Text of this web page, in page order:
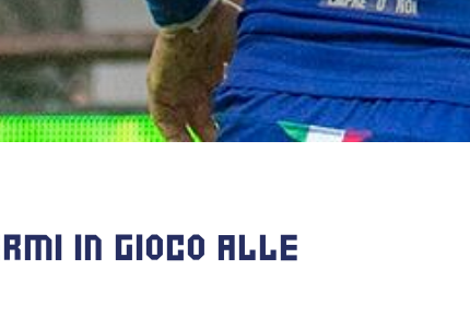
IN GIOCO ALLE